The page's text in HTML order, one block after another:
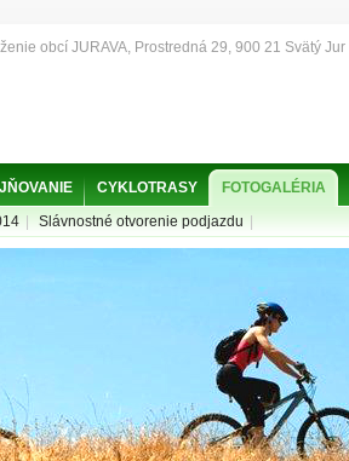
CYKLOTRASY FOTOGALÉRIA
Slávnostné otvorenie podjazdu
obcí JURAVA, Prostredná 29, 900 21 Svätý Jur